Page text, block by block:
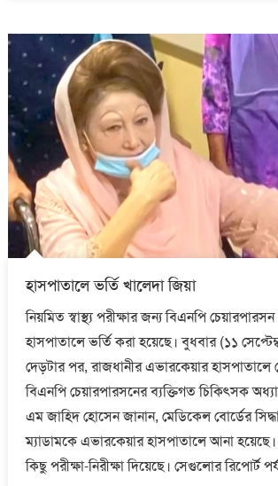
হাসপাতালে ভর্তি খালেদা জিয়া
নিয়মিত স্বাস্থ্য পরীক্ষার জন্য বিএনপি
হাসপাতালে ভর্তি করা হয়েছে। বুধবার (১১
দেড়টার পর, রাজধানীর এভারকেয়ার হাসপাতালে
বিএনপি চেয়ারপারসনের ব্যক্তিগত চিকিৎসক
এম জাহিদ হোসেন জানান, মেডিকেল বোর্ডের
ম্যাডামকে এভারকেয়ার হাসপাতালে আনা
কিছু পরীক্ষা-নিরীক্ষা দিয়েছে। সেগুলোর রিপোর্ট